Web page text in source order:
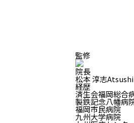
監修
院長
松本 淳志Atsushi
経歴
済生会福岡総合
製鉄記念八幡病
福岡市民病院
九州大学病院